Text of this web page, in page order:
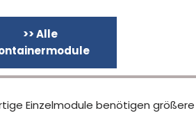
>> Alle
Einzelmodule benötigen größere